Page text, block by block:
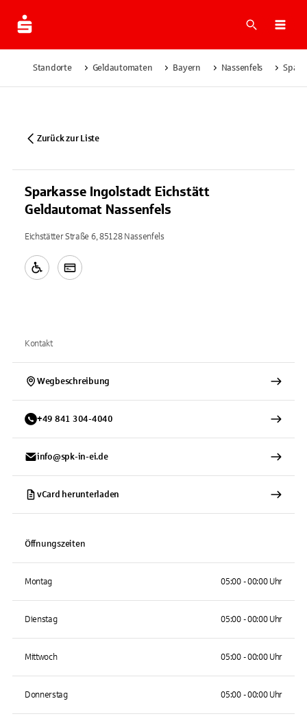
Suche
Standorte Geldautomaten Bayern Nassenfels
Zurück zur Liste
Sparkasse Ingolstadt Eichstätt
Geldautomat Nassenfels
Eichstätter Straße 6, 85128 Nassenfels
Kontakt
Wegbeschreibung
+49 841 304-4040
info@spk-in-ei.de
vCard herunterladen
Öffnungszeiten
Montag 05:00 - 00:00 Uhr
Dienstag 05:00 - 00:00 Uhr
Mittwoch 05:00 - 00:00 Uhr
Donnerstag 05:00 - 00:00 Uhr